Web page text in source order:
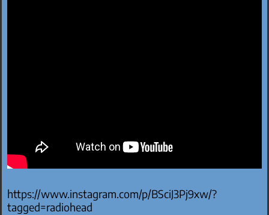
https://www.instagram.com/p/BSciJ3Pj9xw/?
tagged=radiohead